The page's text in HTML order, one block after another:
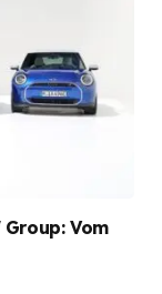
Vom